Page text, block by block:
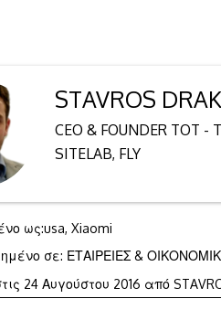
STAVROS
CEO & FOUNDER TOT -
SITELAB, FLY
ως:usa,Xiaomi
σε: ΕΤΑΙΡΕΙΕΣ &
24 Αυγούστου 2016 από